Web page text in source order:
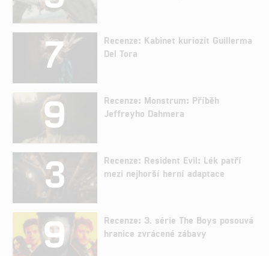
7
Recenze: Kabinet kuriozit Guillerma
Del Tora
9
Recenze: Monstrum: Příběh
Jeffreyho Dahmera
3
Recenze: Resident Evil: Lék patří
mezi nejhorší herní adaptace
9
Recenze: 3. série The Boys posouvá
hranice zvrácené zábavy